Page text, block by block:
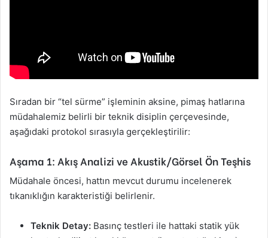
Sıradan bir “tel sürme” işleminin aksine, pimaş hatlarına
müdahalemiz belirli bir teknik disiplin çerçevesinde,
aşağıdaki protokol sırasıyla gerçekleştirilir:
Aşama 1: Akış Analizi ve Akustik/Görsel Ön Teşhis
Müdahale öncesi, hattın mevcut durumu incelenerek
tıkanıklığın karakteristiği belirlenir.
Teknik Detay: Basınç testleri ile hattaki statik yük